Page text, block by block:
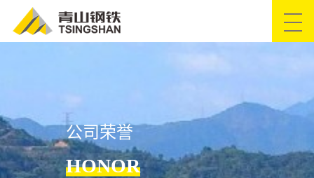
青山简介 董事长致辞
公司荣誉
公司荣誉
HONOR